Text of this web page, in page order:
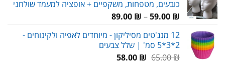
עד
כובעים, מטפחות, משקפיים + אופציה למעמד שולחני
59.00 ₪
–
89.00 ₪
טווח
עד
12 מנג'טים מסיליקון - מיוחדים לאפיה ולקינוחים -
2*3*5 סמ' | שלל צבעים
65.00₪
המחיר58.00 ₪
המחיר